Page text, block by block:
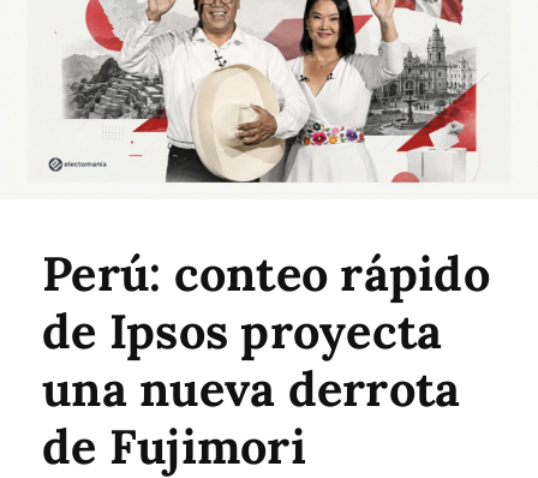
Perú: conteo rápido
de Ipsos proyecta
una nueva derrota
de Fujimori